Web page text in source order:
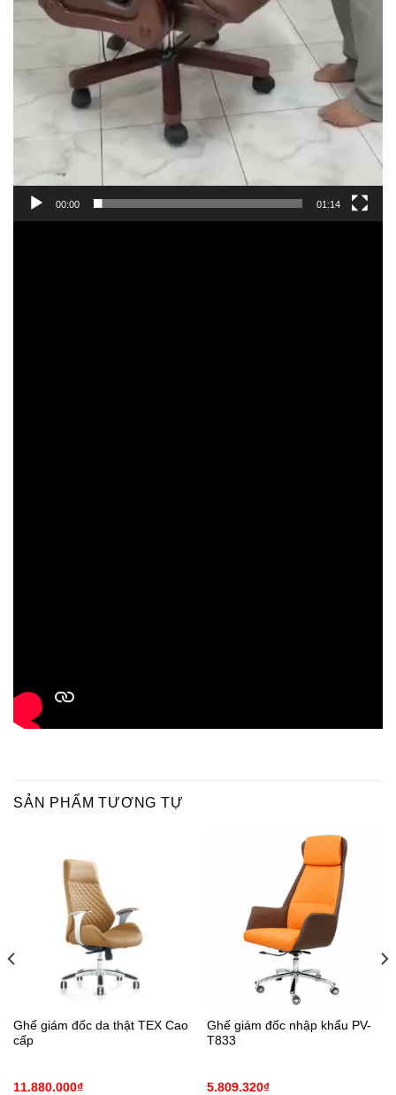
00:00 01:14
SẢN PHẨM TƯƠNG TỰ
Ghế giám đốc da thật TEX Cao
cấp
11.880.000₫
Ghế giám đốc nhập khẩu PV-
T833
5.809.320₫